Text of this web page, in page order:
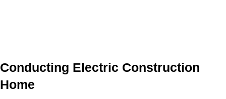
Conducting Electric Construction
Home